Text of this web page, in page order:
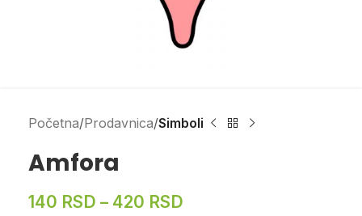
Početna Prodavnica Simboli
Amfora
140 RSD – 420 RSD